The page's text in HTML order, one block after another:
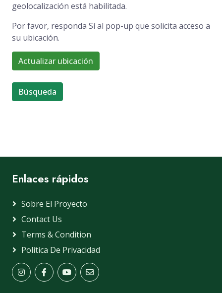
geolocalización está habilitada.
Por favor, responda Sí al pop-up que solicita acceso a
su ubicación.
Actualizar ubicación
Búsqueda
Enlaces rápidos
Sobre El Proyecto
Contact Us
Terms & Condition
Política De Privacidad